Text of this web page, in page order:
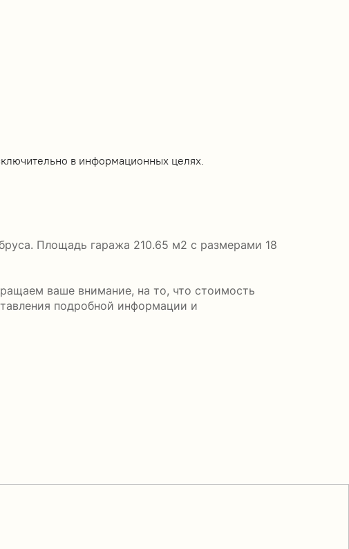
в информационных целях.
Площадь гаража 210.65 м2 с размерами 18
ваше внимание, на то, что стоимость
подробной информации и